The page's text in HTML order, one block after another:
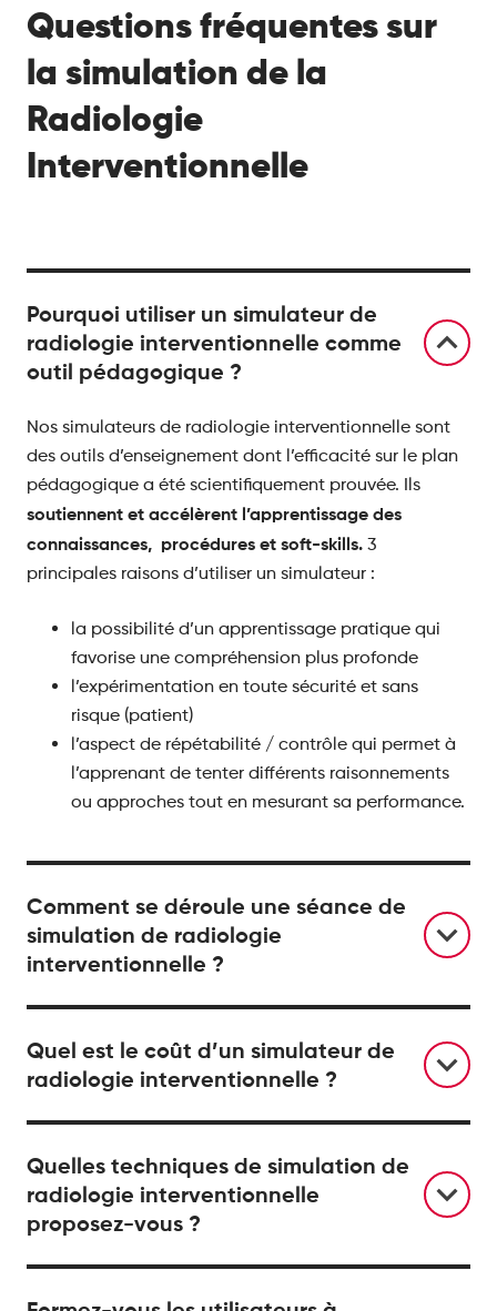
Questions fréquentes sur
la simulation de la
Radiologie
Interventionnelle
Pourquoi utiliser un simulateur de
radiologie interventionnelle comme
outil pédagogique ?
Nos simulateurs de radiologie interventionnelle sont
des outils d’enseignement dont l’efficacité sur le plan
pédagogique a été scientifiquement prouvée. Ils
soutiennent et accélèrent l’apprentissage des
connaissances, procédures et soft-skills. 3
principales raisons d’utiliser un simulateur :
la possibilité d’un apprentissage pratique qui
favorise une compréhension plus profonde
l’expérimentation en toute sécurité et sans
risque (patient)
l’aspect de répétabilité / contrôle qui permet à
l’apprenant de tenter différents raisonnements
ou approches tout en mesurant sa performance.
Comment se déroule une séance de
simulation de radiologie
interventionnelle ?
Quel est le coût d’un simulateur de
radiologie interventionnelle ?
Quelles techniques de simulation de
radiologie interventionnelle
proposez-vous ?